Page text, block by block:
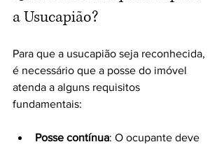
a Usucapião?
Para que a usucapião seja reconhecida,
é necessário que a posse do imóvel
atenda a alguns requisitos
fundamentais:
Posse contínua: O ocupante deve